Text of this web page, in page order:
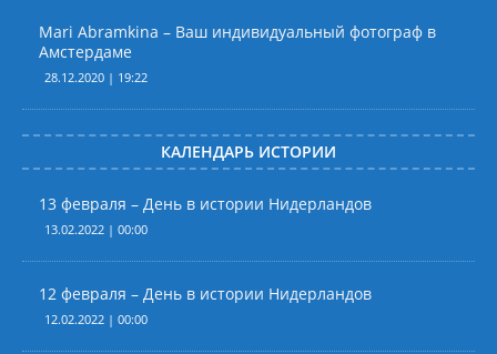
Mari Abramkina – Ваш индивидуальный фотограф в
Амстердаме
28.12.2020 | 19:22
КАЛЕНДАРЬ ИСТОРИИ
13 февраля – День в истории Нидерландов
13.02.2022 | 00:00
12 февраля – День в истории Нидерландов
12.02.2022 | 00:00